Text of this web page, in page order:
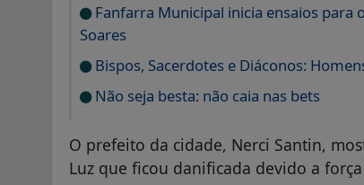
Fanfarra Municipal inicia ensaios para
Soares
Bispos, Sacerdotes e Diáconos:
Não seja besta: não caia nas bets
O prefeito da cidade, Nerci Santin,
Luz que ficou danificada devido a